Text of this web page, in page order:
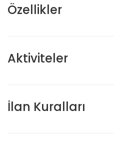
Özellikler
Aktiviteler
İlan Kuralları